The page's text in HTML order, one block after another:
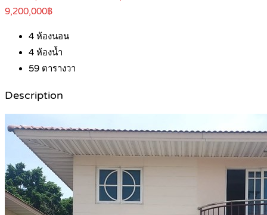
9,200,000฿
4 ห้องนอน
4 ห้องน้ำ
59 ตารางวา
Description